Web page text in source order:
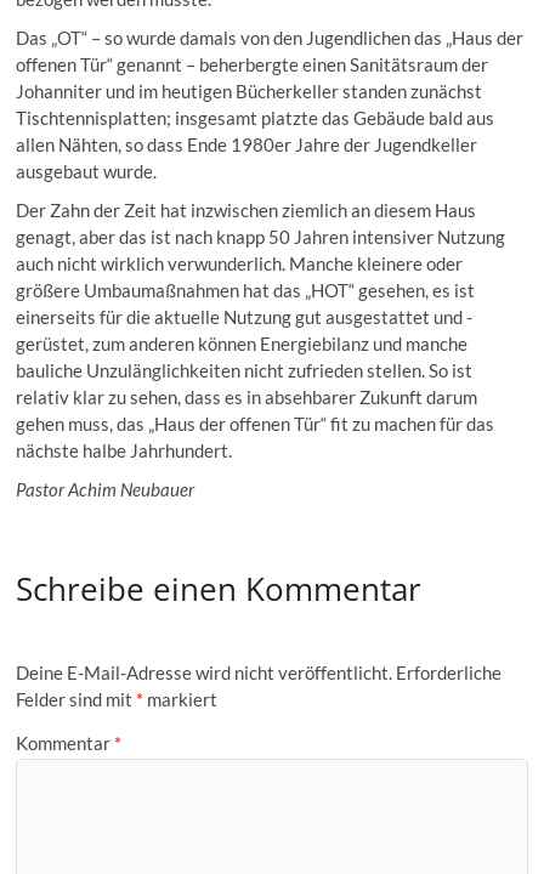
Das „OT“ – so wurde damals von den Jugendlichen das „Haus der
offenen Tür“ genannt – beherbergte einen Sanitätsraum der
Johanniter und im heutigen Bücherkeller standen zunächst
Tischtennisplatten; insgesamt platzte das Gebäude bald aus
allen Nähten, so dass Ende 1980er Jahre der Jugendkeller
ausgebaut wurde.
Der Zahn der Zeit hat inzwischen ziemlich an diesem Haus
genagt, aber das ist nach knapp 50 Jahren intensiver Nutzung
auch nicht wirklich verwunderlich. Manche kleinere oder
größere Umbaumaßnahmen hat das „HOT“ gesehen, es ist
einerseits für die aktuelle Nutzung gut ausgestattet und -
gerüstet, zum anderen können Energiebilanz und manche
bauliche Unzulänglichkeiten nicht zufrieden stellen. So ist
relativ klar zu sehen, dass es in absehbarer Zukunft darum
gehen muss, das „Haus der offenen Tür“ fit zu machen für das
nächste halbe Jahrhundert.
Pastor Achim Neubauer
Schreibe einen Kommentar
Deine E-Mail-Adresse wird nicht veröffentlicht. Erforderliche
Felder sind mit * markiert
Kommentar *